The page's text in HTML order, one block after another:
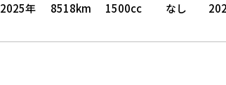
2025年 8518km 1500cc なし